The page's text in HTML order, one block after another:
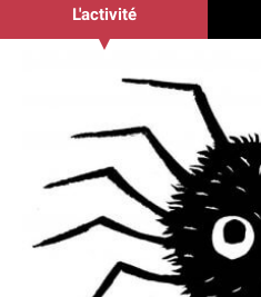
L'activité